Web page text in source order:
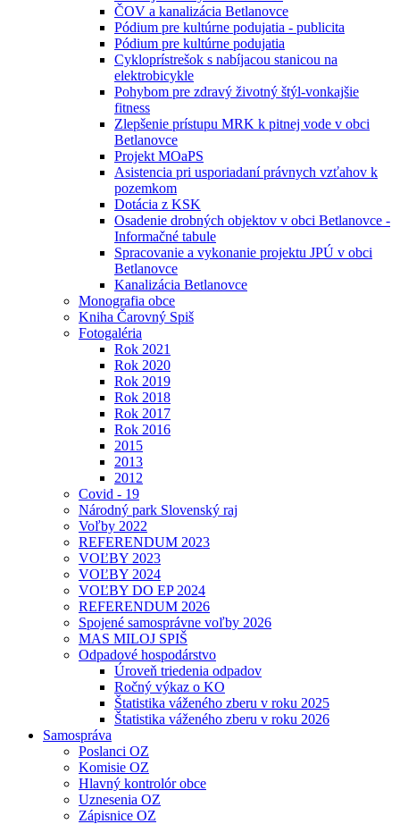
ČOV a kanalizácia Betlanovce
Pódium pre kultúrne podujatia - publicita
Pódium pre kultúrne podujatia
Cykloprístrešok s nabíjacou stanicou na
elektrobicykle
Pohybom pre zdravý životný štýl-vonkajšie
fitness
Zlepšenie prístupu MRK k pitnej vode v obci
Betlanovce
Projekt MOaPS
Asistencia pri usporiadaní právnych vzťahov k
pozemkom
Dotácia z KSK
Osadenie drobných objektov v obci Betlanovce -
Informačné tabule
Spracovanie a vykonanie projektu JPÚ v obci
Betlanovce
Kanalizácia Betlanovce
Monografia obce
Kniha Čarovný Spiš
Fotogaléria
Rok 2021
Rok 2020
Rok 2019
Rok 2018
Rok 2017
Rok 2016
2015
2013
2012
Covid - 19
Národný park Slovenský raj
Voľby 2022
REFERENDUM 2023
VOĽBY 2023
VOĽBY 2024
VOĽBY DO EP 2024
REFERENDUM 2026
Spojené samosprávne voľby 2026
MAS MILOJ SPIŠ
Odpadové hospodárstvo
Úroveň triedenia odpadov
Ročný výkaz o KO
Štatistika váženého zberu v roku 2025
Štatistika váženého zberu v roku 2026
Samospráva
Poslanci OZ
Komisie OZ
Hlavný kontrolór obce
Uznesenia OZ
Zápisnice OZ